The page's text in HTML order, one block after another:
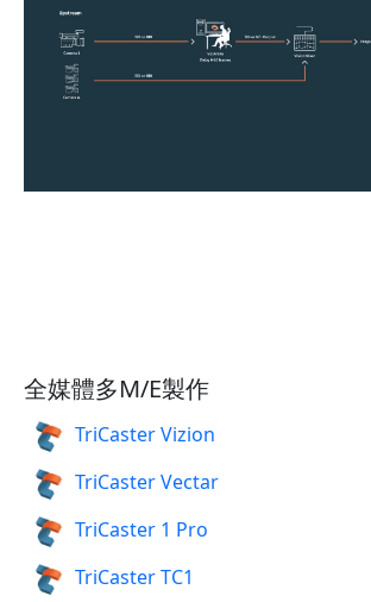
全媒體多M/E製作
TriCaster Vizion
TriCaster Vectar
TriCaster 1 Pro
TriCaster TC1